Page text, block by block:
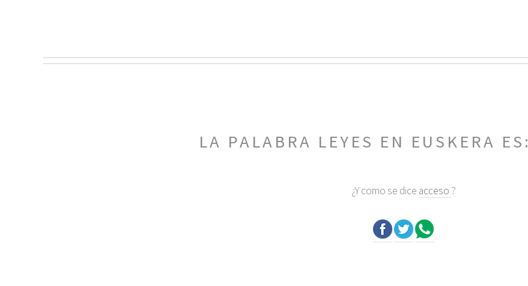
LA PALABRA LEYES EN EUSKERA ES:
¿Y como se dice acceso ?